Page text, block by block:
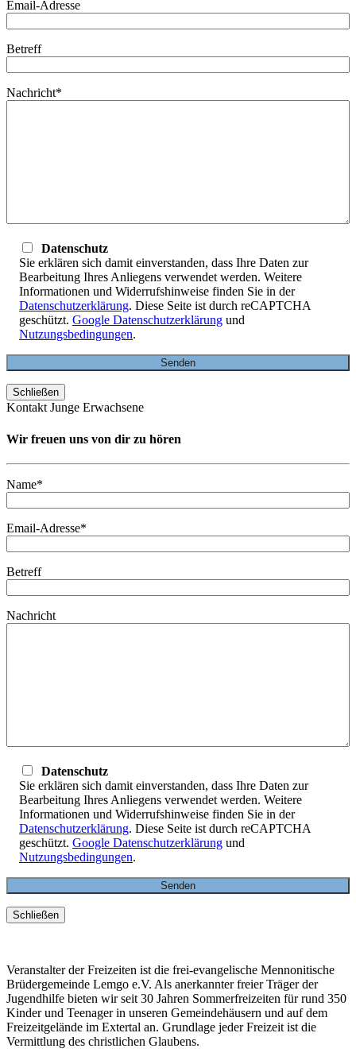
Email-Adresse
Betreff
Nachricht*
Datenschutz
Sie erklären sich damit einverstanden, dass Ihre Daten zur
Bearbeitung Ihres Anliegens verwendet werden. Weitere
Informationen und Widerrufshinweise finden Sie in der
Datenschutzerklärung. Diese Seite ist durch reCAPTCHA
geschützt. Google Datenschutzerklärung und
Nutzungsbedingungen.
Schließen
Kontakt Junge Erwachsene
Wir freuen uns von dir zu hören
Name*
Email-Adresse*
Betreff
Nachricht
Datenschutz
Sie erklären sich damit einverstanden, dass Ihre Daten zur
Bearbeitung Ihres Anliegens verwendet werden. Weitere
Informationen und Widerrufshinweise finden Sie in der
Datenschutzerklärung. Diese Seite ist durch reCAPTCHA
geschützt. Google Datenschutzerklärung und
Nutzungsbedingungen.
Schließen
Veranstalter der Freizeiten ist die frei-evangelische Mennonitische
Brüdergemeinde Lemgo e.V. Als anerkannter freier Träger der
Jugendhilfe bieten wir seit 30 Jahren Sommerfreizeiten für rund 350
Kinder und Teenager in unseren Gemeindehäusern und auf dem
Freizeitgelände im Extertal an. Grundlage jeder Freizeit ist die
Vermittlung des christlichen Glaubens.